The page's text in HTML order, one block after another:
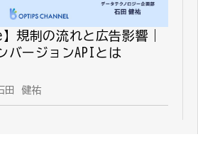
】規制の流れと広告影響｜
バージョンAPIとは
田 健祐